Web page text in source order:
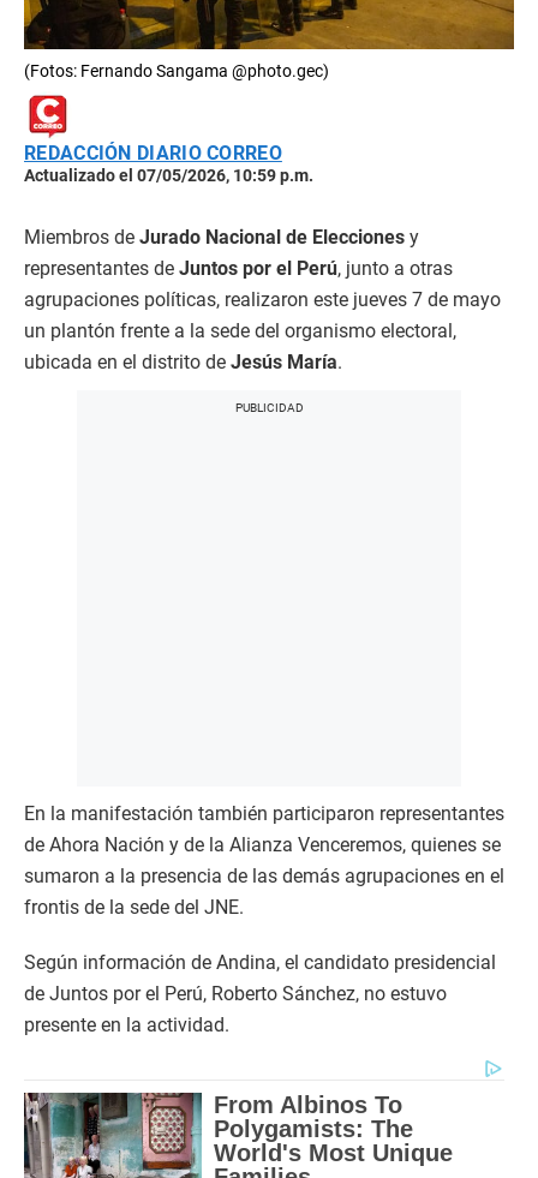
(Fotos: Fernando Sangama @photo.gec)
REDACCIÓN DIARIO CORREO
Actualizado el 07/05/2026, 10:59 p.m.
Miembros de Jurado Nacional de Elecciones y
representantes de Juntos por el Perú, junto a otras
agrupaciones políticas, realizaron este jueves 7 de mayo
un plantón frente a la sede del organismo electoral,
ubicada en el distrito de Jesús María.
En la manifestación también participaron representantes
de Ahora Nación y de la Alianza Venceremos, quienes se
sumaron a la presencia de las demás agrupaciones en el
frontis de la sede del JNE.
Según información de Andina, el candidato presidencial
de Juntos por el Perú, Roberto Sánchez, no estuvo
presente en la actividad.